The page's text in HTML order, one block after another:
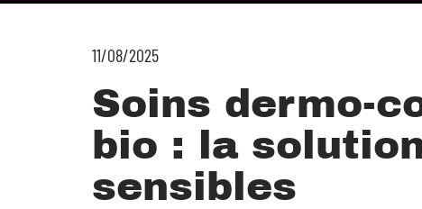
11/08/2025
Soins dermo-
bio : la
sensibles